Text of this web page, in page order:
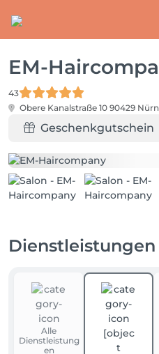
EM-
43
Obere Kanalstraße 10 90429
Geschenkgutschein
Dienstleistungen
Alle
Dienstleistung
en